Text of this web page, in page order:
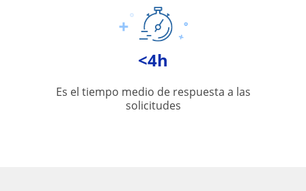
<4h
Es el tiempo medio de respuesta a las
solicitudes